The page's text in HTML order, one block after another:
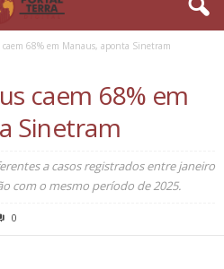
caem 68% em Manaus, aponta Sinetram
caem 68% em
Sinetram
a casos registrados entre janeiro
com o mesmo período de 2025.
0